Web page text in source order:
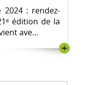
2024 : rendez-
édition de la
ave...
+